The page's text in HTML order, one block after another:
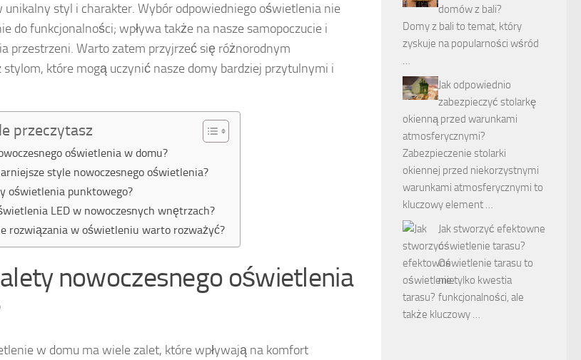
unikalny styl i charakter. Wybór odpowiedniego oświetlenia nie
do funkcjonalności; wpływa także na nasze samopoczucie i
przestrzeni. Warto zatem przyjrzeć się różnorodnym
które mogą uczynić nasze domy bardziej przytulnymi i
przeczytasz
oświetlenia w domu?
style nowoczesnego oświetlenia?
oświetlenia punktowego?
LED w nowoczesnych wnętrzach?
rozwiązania w oświetleniu warto rozważyć?
nowoczesnego oświetlenia
w domu ma wiele zalet, które wpływają na komfort
domów z bali?
Domy z bali to temat, który
zyskuje na popularności wśród
…
Jak odpowiednio
zabezpieczyć stolarkę
okienną przed warunkami
atmosferycznymi?
Zabezpieczenie stolarki
okiennej przed niekorzystnymi
warunkami atmosferycznymi to
kluczowy element …
Jak stworzyć efektowne
oświetlenie tarasu?
Oświetlenie tarasu to
nie tylko kwestia
funkcjonalności, ale
także kluczowy …